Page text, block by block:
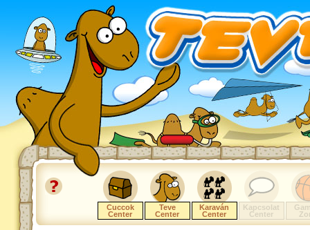
Cuccok
Center
Teve
Center
Karaván
Center
Kapcsolat
Center